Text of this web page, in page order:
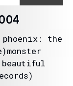
the
beautiful